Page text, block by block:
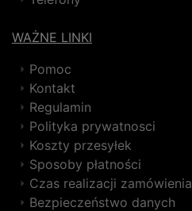
WAŻNE LINKI
Pomoc
Kontakt
Regulamin
Polityka prywatnosci
Koszty przesyłek
Sposoby płatności
Czas realizacji zamówienia
Bezpieczeństwo danych